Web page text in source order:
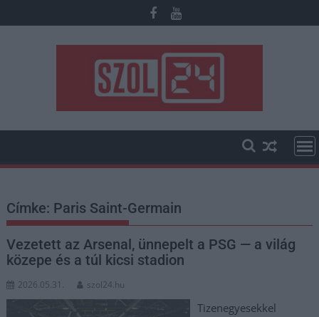
to
Címke: Paris Saint-Germain
Vezetett az Arsenal, ünnepelt a PSG — a világ
közepe és a túl kicsi stadion
2026.05.31. szol24.hu
Tizenegyesekkel